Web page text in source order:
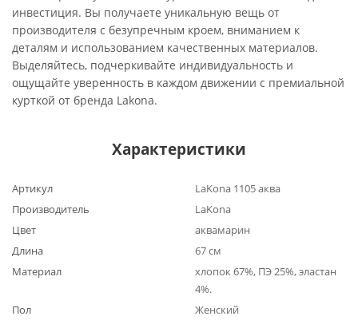
инвестиция. Вы получаете уникальную вещь от
производителя с безупречным кроем, вниманием к
деталям и использованием качественных материалов.
Выделяйтесь, подчеркивайте индивидуальность и
ощущайте уверенность в каждом движении с премиальной
курткой от бренда Lakona.
Характеристики
Артикул
LaKona 1105 аква
Производитель
LaKona
Цвет
аквамарин
Длина
67 см
Материал
хлопок 67%, ПЭ 25%, эластан
4%.
Пол
Женский